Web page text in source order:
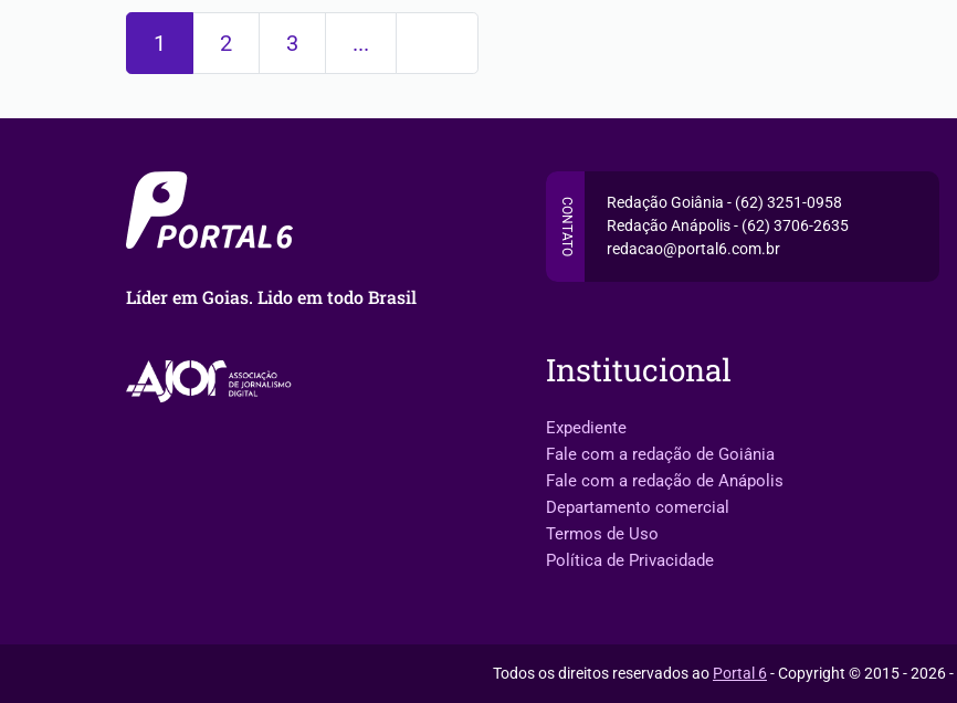
1 2 3 ...
Líder em Goias. Lido em todo Brasil
CONTATO
Redação Goiânia - (62) 3251-0958
Redação Anápolis - (62) 3706-2635
redacao@portal6.com.br
Institucional
Expediente
Fale com a redação de Goiânia
Fale com a redação de Anápolis
Departamento comercial
Termos de Uso
Política de Privacidade
Todos os direitos reservados ao Portal 6- Copyright © 2015 - 2026 -